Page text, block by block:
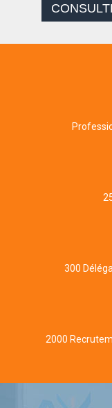
300
2000